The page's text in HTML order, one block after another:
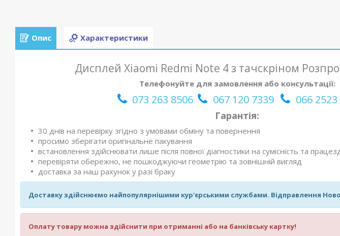
Опис Характеристики
Дисплей Xiaomi Redmi Note 4 з тачскріном
Телефонуйте для замовлення або консультації:
073 263 8506 067 120 7339 066 2523
Гарантія:
30 днів на перевірку згідно з умовами обміну та повернення
просимо зберігати оригінальне пакування
встановлення здійснювати лише після повної діагностики на сумісність та
перевіряти обережно, не пошкоджуючи геометрію та зовнішній вигляд
доставка за наш рахунок у разі браку
Доставку здійснюємо найпопулярнішими кур'єрськими службами. Відправлення
Оплату товару можна здійснити при отриманні або на банківську картку!